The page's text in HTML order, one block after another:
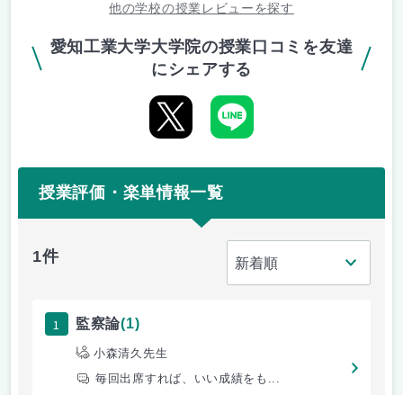
他の学校の授業レビューを探す
愛知工業大学大学院の授業口コミを友達
にシェアする
授業評価・楽単情報一覧
1件
1 監察論(1)
小森清久先生
毎回出席すれば、いい成績をも...